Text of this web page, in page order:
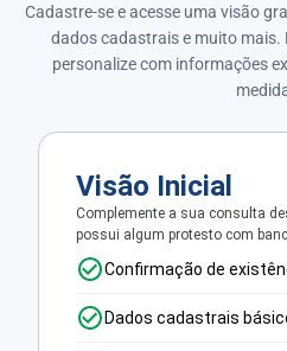
Cadastre-se e acesse uma visão
dados cadastrais e muito mais.
personalize com informações
Visão Inicial
Complemente a sua consulta
possui algum protesto com
Confirmação de
Dados cadastrais